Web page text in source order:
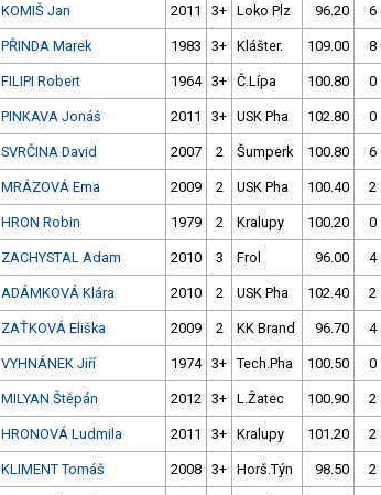
KOMIŠ Jan 2011 3+ Loko Plz 96.20 6
PŘINDA Marek 1983 3+ Klášter. 109.00 8
FILIPI Robert 1964 3+ Č.Lípa 100.80 0
PINKAVA Jonáš 2011 3+ USK Pha 102.80 0
SVRČINA David 2007 2 Šumperk 100.80 6
MRÁZOVÁ Ema 2009 2 USK Pha 100.40 2
HRON Robin 1979 2 Kralupy 100.20 0
ZACHYSTAL Adam 2010 3 Frol 96.00 4
ADÁMKOVÁ Klára 2010 2 USK Pha 102.40 2
ZAŤKOVÁ Eliška 2009 2 KK Brand 96.70 4
VYHNÁNEK Jiří 1974 3+ Tech.Pha 100.50 0
MILYAN Štěpán 2012 3+ L.Žatec 100.90 2
HRONOVÁ Ludmila 2011 3+ Kralupy 101.20 2
KLIMENT Tomáš 2008 3+ Horš.Týn 98.50 2